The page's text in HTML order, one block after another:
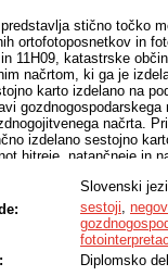
stično točko
ortofotoposnetkov in
in 11H09, katastrske
načrtom, ki ga je
karto izdelano na
načrta.
izdelano sestojno
hitreje, natančneje in
Slovenski
sestoji,
Diplomsko